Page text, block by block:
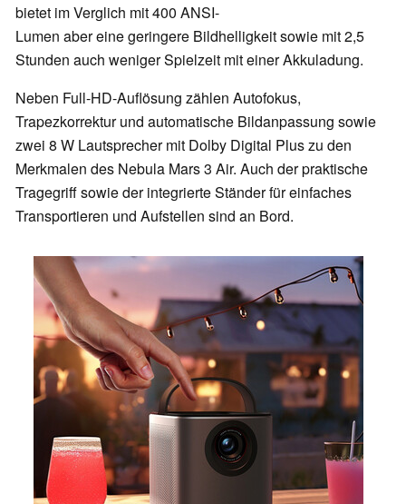
bietet im Verglich mit 400 ANSI-
Lumen aber eine geringere Bildhelligkeit sowie mit 2,5
Stunden auch weniger Spielzeit mit einer Akkuladung.
Neben Full-HD-Auflösung zählen Autofokus,
Trapezkorrektur und automatische Bildanpassung sowie
zwei 8 W Lautsprecher mit Dolby Digital Plus zu den
Merkmalen des Nebula Mars 3 Air. Auch der praktische
Tragegriff sowie der integrierte Ständer für einfaches
Transportieren und Aufstellen sind an Bord.